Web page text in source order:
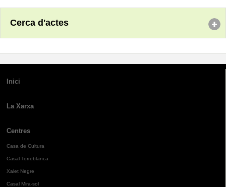
Cerca d'actes
Inici
La Xarxa
Centres
Casa de Cultura
Casal Torreblanca
Xalet Negre
Casal Mira-sol